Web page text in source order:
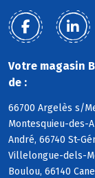
Votre magasin
de :
66700 Argelès s/
Montesquieu-des-
André, 66740 St-
Villelongue-dels-
Boulou, 66140